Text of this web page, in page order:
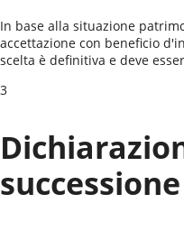
In base alla situazione
accettazione con beneficio
scelta è definitiva e deve
3
successione